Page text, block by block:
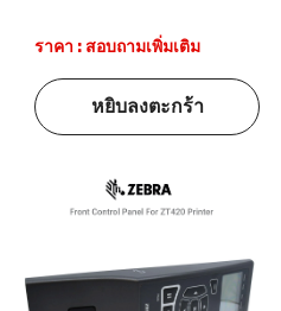
ราคา : สอบถามเพิ่มเติม
หยิบลงตะกร้า